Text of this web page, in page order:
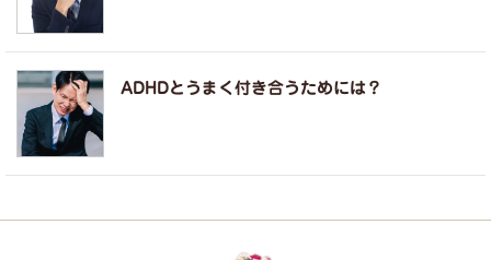
ADHDとうまく付き合うためには？